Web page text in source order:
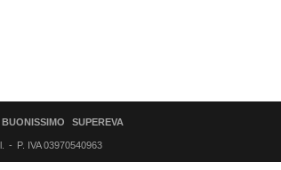
BUONISSIMO SUPEREVA
P. IVA 03970540963